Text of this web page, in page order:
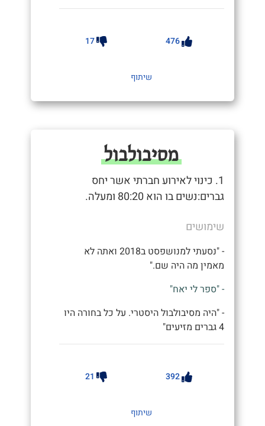
476
17
שיתוף
מסיבולבול
1. כינוי לאירוע חברתי אשר יחס
גברים:נשים בו הוא 80:20 ומעלה.
שימושים
- "נסעתי למנושפסט ב2018 ואתה לא
מאמין מה היה שם."
- "ספר לי יאח"
- "היה מסיבולבול היסטרי. על כל בחורה היו
4 גברים מזיעים"
392
21
שיתוף